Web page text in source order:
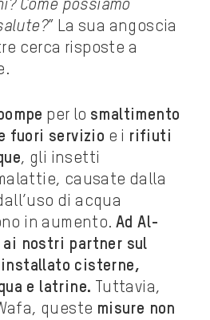
Come possiamo
” La sua angoscia
cerca risposte a
per lo smaltimento
fuori servizio e i rifiuti
, gli insetti
causate dalla
di acqua
in aumento. Ad Al-
ai nostri partner sul
installato cisterne,
e latrine. Tuttavia,
queste misure non